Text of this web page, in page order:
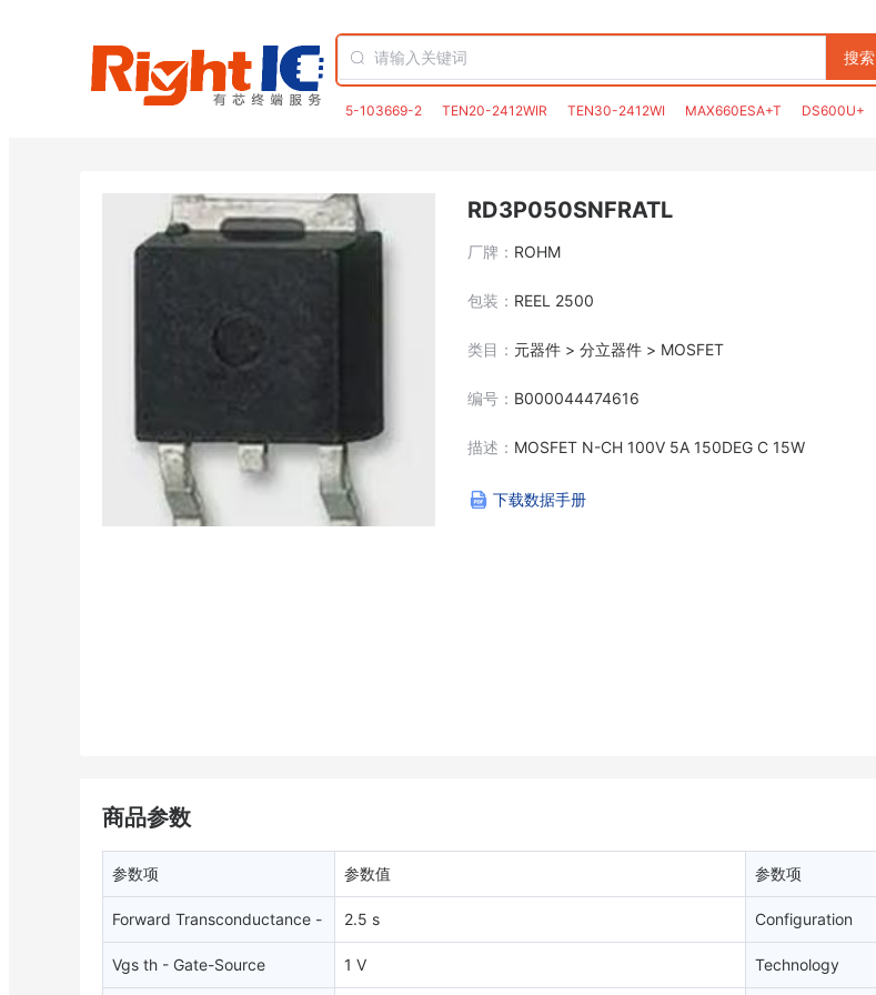
搜索
5-103669-2 TEN20-2412WIR TEN30-2412WI MAX660ESA+T DS600U+
RD3P050SNFRATL
厂牌： ROHM
包装： REEL 2500
类目： 元器件 > 分立器件 > MOSFET
编号： B000044474616
描述： MOSFET N-CH 100V 5A 150DEG C 15W
下载数据手册
商品参数
参数项 参数值 参数项
Forward Transconductance -
Min
2.5 s Configuration
Vgs th - Gate-Source 1 V Technology